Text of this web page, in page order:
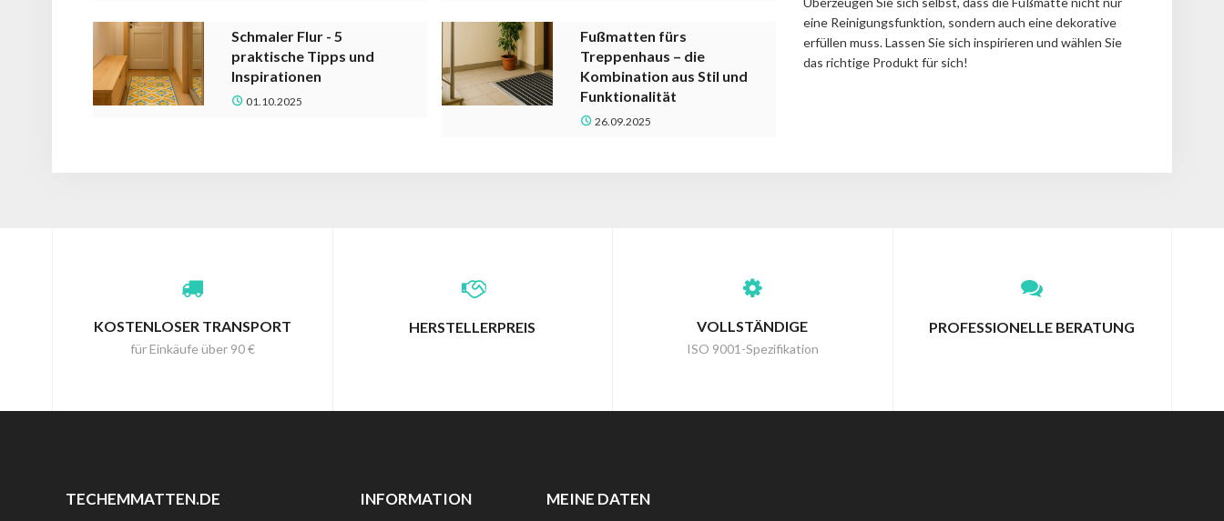
Schmaler Flur - 5
praktische Tipps und
Inspirationen
01.10.2025
Fußmatten fürs
Treppenhaus – die
Kombination aus Stil und
Funktionalität
26.09.2025
eine Reinigungsfunktion, sondern auch eine dekorative
erfüllen muss.Lassen Sie sich inspirieren und wählen Sie
das richtige Produkt für sich!
KOSTENLOSER TRANSPORT
für Einkäufe über 90 €
HERSTELLERPREIS VOLLSTÄNDIGE
ISO 9001-Spezifikation
PROFESSIONELLE BERATUNG
TECHEMMATTEN.DE INFORMATION MEINE DATEN